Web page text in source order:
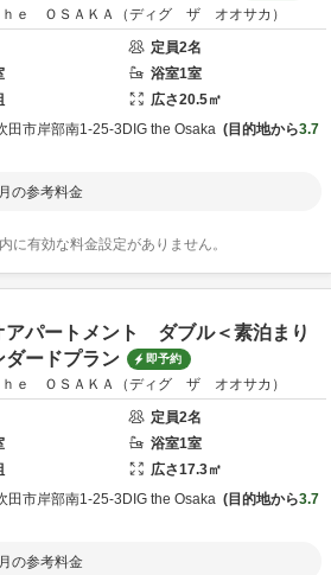
ｅ ＯＳＡＫＡ（ディグ ザ オオサカ）
定員2名
浴室1室
広さ20.5㎡
田市岸部南1-25-3 DIG the Osaka 目的地から3.7
の参考料金
に有効な料金設定がありません。
アパートメント ダブル＜素泊まり
ダードプラン
即予約
ｅ ＯＳＡＫＡ（ディグ ザ オオサカ）
定員2名
浴室1室
広さ17.3㎡
田市岸部南1-25-3 DIG the Osaka 目的地から3.7
の参考料金